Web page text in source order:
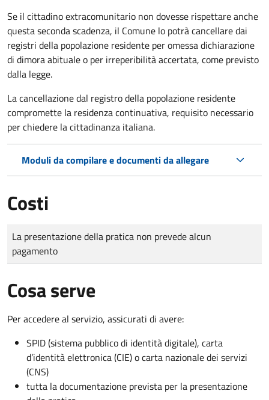
Se il cittadino extracomunitario non dovesse rispettare anche
questa seconda scadenza, il Comune lo potrà cancellare dai
registri della popolazione residente per omessa dichiarazione
di dimora abituale o per irreperibilità accertata, come previsto
dalla legge.
La cancellazione dal registro della popolazione residente
compromette la residenza continuativa, requisito necessario
per chiedere la cittadinanza italiana.
Moduli da compilare e documenti da allegare
Costi
Tipo di pagamento
Importo
La presentazione della pratica non prevede alcun
pagamento
Cosa serve
Per accedere al servizio, assicurati di avere:
SPID (sistema pubblico di identità digitale), carta
d’identità elettronica (CIE) o carta nazionale dei servizi
(CNS)
tutta la documentazione prevista per la presentazione